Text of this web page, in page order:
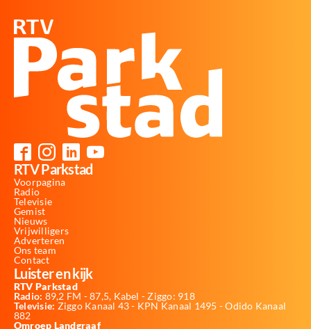
RTV Parkstad
Voorpagina
Radio
Televisie
Gemist
Nieuws
Vrijwilligers
Adverteren
Ons team
Contact
Luister en kijk
RTV Parkstad
Radio: 89,2 FM - 87,5, Kabel - Ziggo: 918
Televisie: Ziggo Kanaal 43 - KPN Kanaal 1495 - Odido Kanaal
882
Omroep Landgraaf